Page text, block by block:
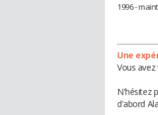
1996 -
Une
Vous
N'hésitez
d'abord